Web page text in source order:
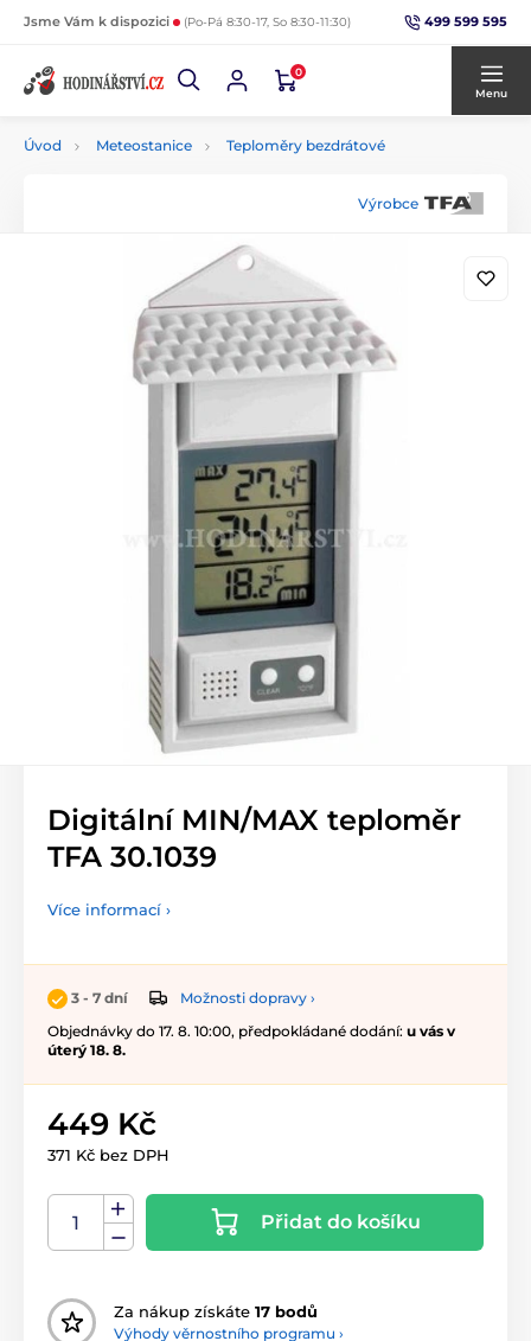
Jsme Vám k dispozici (Po-Pá 8:30-17, So 8:30-11:30) 499 599 595
0
Menu
Úvod Meteostanice Teploměry bezdrátové
Výrobce
Digitální MIN/MAX teploměr
TFA 30.1039
Více informací ›
3 - 7 dní
Možnosti dopravy ›
Objednávky do 17. 8. 10:00, předpokládané dodání: u vás v
úterý 18. 8.
449 Kč
371 Kč bez DPH
Přidat do košíku
Za nákup získáte 17 bodů
Výhody věrnostního programu ›